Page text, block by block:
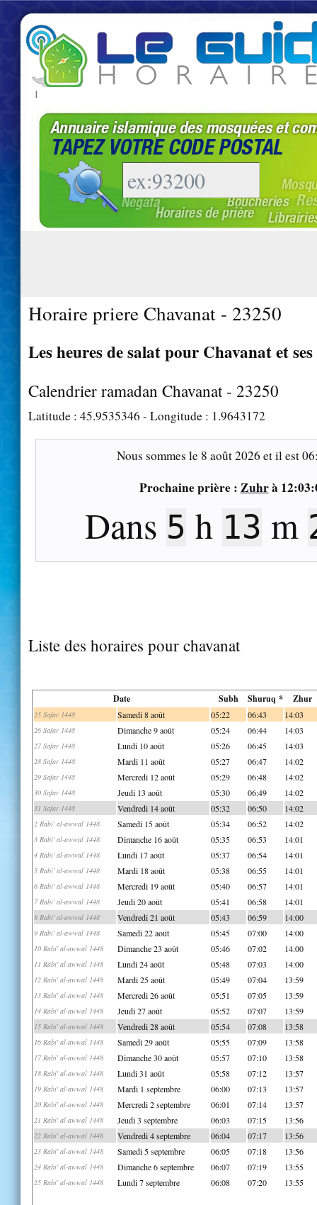
|
Horaire priere Chavanat - 23250
Les heures de salat pour Chavanat et
Calendrier ramadan Chavanat - 23250
Latitude : 45.9535346 - Longitude : 1.9643172
Nous sommes le 8 août 2026 et il est
Prochaine prière : Zuhrà
Dans 5 h 13 m
Liste des horaires pour chavanat
Date Subh Shuruq * Zhur
25 Safar 1448 Samedi 8 août 05:22 06:43 14:03
26 Safar 1448 Dimanche 9 août 05:24 06:44 14:03
27 Safar 1448 Lundi 10 août 05:26 06:45 14:03
28 Safar 1448 Mardi 11 août 05:27 06:47 14:02
29 Safar 1448 Mercredi 12 août 05:29 06:48 14:02
30 Safar 1448 Jeudi 13 août 05:30 06:49 14:02
31 Safar 1448 Vendredi 14 août 05:32 06:50 14:02
2 Rabi' al-awwal 1448 Samedi 15 août 05:34 06:52 14:02
3 Rabi' al-awwal 1448 Dimanche 16 août 05:35 06:53 14:01
4 Rabi' al-awwal 1448 Lundi 17 août 05:37 06:54 14:01
5 Rabi' al-awwal 1448 Mardi 18 août 05:38 06:55 14:01
6 Rabi' al-awwal 1448 Mercredi 19 août 05:40 06:57 14:01
7 Rabi' al-awwal 1448 Jeudi 20 août 05:41 06:58 14:01
8 Rabi' al-awwal 1448 Vendredi 21 août 05:43 06:59 14:00
9 Rabi' al-awwal 1448 Samedi 22 août 05:45 07:00 14:00
10 Rabi' al-awwal 1448 Dimanche 23 août 05:46 07:02 14:00
11 Rabi' al-awwal 1448 Lundi 24 août 05:48 07:03 14:00
12 Rabi' al-awwal 1448 Mardi 25 août 05:49 07:04 13:59
13 Rabi' al-awwal 1448 Mercredi 26 août 05:51 07:05 13:59
14 Rabi' al-awwal 1448 Jeudi 27 août 05:52 07:07 13:59
15 Rabi' al-awwal 1448 Vendredi 28 août 05:54 07:08 13:58
16 Rabi' al-awwal 1448 Samedi 29 août 05:55 07:09 13:58
17 Rabi' al-awwal 1448 Dimanche 30 août 05:57 07:10 13:58
18 Rabi' al-awwal 1448 Lundi 31 août 05:58 07:12 13:57
19 Rabi' al-awwal 1448 Mardi 1 septembre 06:00 07:13 13:57
20 Rabi' al-awwal 1448 Mercredi 2 septembre 06:01 07:14 13:57
21 Rabi' al-awwal 1448 Jeudi 3 septembre 06:03 07:15 13:56
22 Rabi' al-awwal 1448 Vendredi 4 septembre 06:04 07:17 13:56
23 Rabi' al-awwal 1448 Samedi 5 septembre 06:05 07:18 13:56
24 Rabi' al-awwal 1448 Dimanche 6 septembre 06:07 07:19 13:55
25 Rabi' al-awwal 1448 Lundi 7 septembre 06:08 07:20 13:55